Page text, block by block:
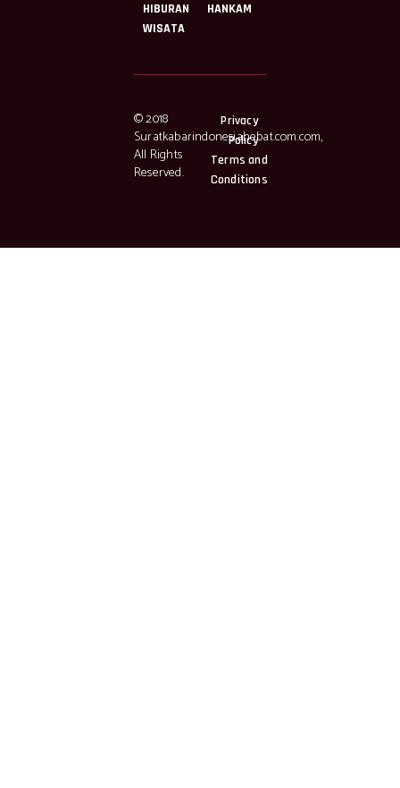
HIBURAN
HANKAM
WISATA
© 2018
Suratkabarindonesiahebat.com.com,
All Rights
Reserved.
Privacy
Policy
Terms and
Conditions